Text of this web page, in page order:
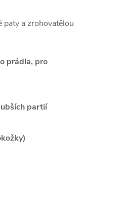
paty a zrohovatělou
prádla, pro
partií